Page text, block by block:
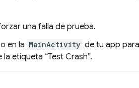
una falla de prueba.
en la MainActivity de tu app
la etiqueta “Test Crash”.